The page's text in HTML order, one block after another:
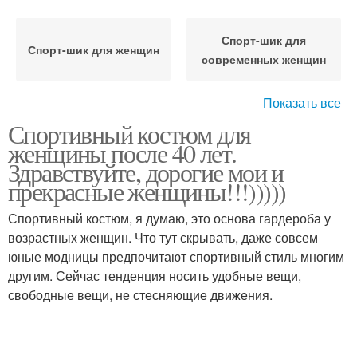
Спорт-шик для женщин
Спорт-шик для
современных женщин
Мода для женщин Образа для женщин
Одежда для женщин
Показать все
Спортивный костюм для
женщины после 40 лет.
Здравствуйте, дорогие мои и
прекрасные женщины!!!)))))
Спортивный костюм, я думаю, это основа гардероба у
возрастных женщин. Что тут скрывать, даже совсем
юные модницы предпочитают спортивный стиль многим
другим. Сейчас тенденция носить удобные вещи,
свободные вещи, не стесняющие движения.